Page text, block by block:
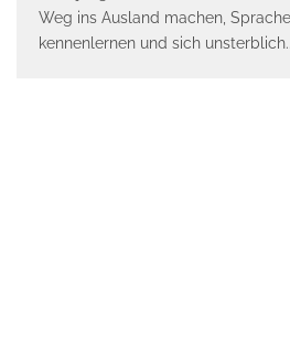
Weg ins Ausland machen,
kennenlernen und sich unsterblich